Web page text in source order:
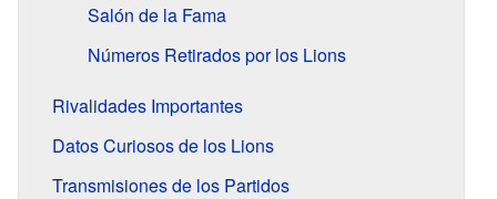
Salón de la Fama
Números Retirados por los Lions
Rivalidades Importantes
Datos Curiosos de los Lions
Transmisiones de los Partidos